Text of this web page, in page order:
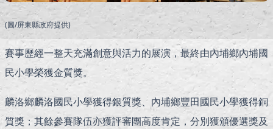
(圖/屏東縣政府提供)
賽事歷經一整天充滿創意與活力的展演，最終由內埔鄉內埔國
民小學榮獲金質獎。
麟洛鄉麟洛國民小學獲得銀質獎、內埔鄉豐田國民小學獲得銅
質獎；其餘參賽隊伍亦獲評審團高度肯定，分別獲頒優選獎及